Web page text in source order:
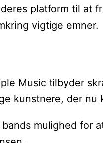
platform til
vigtige emner.
Music tilbyder
kunstnere, der
mulighed